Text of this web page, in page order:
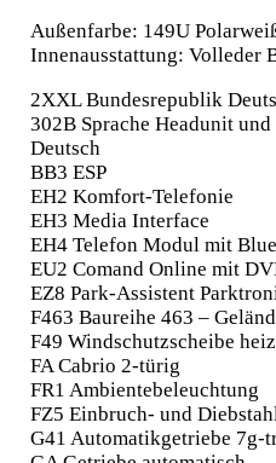
Außenfarbe: 149U
Innenausstattung: Volleder
2XXL Bundesrepublik
302B Sprache Headunit
Deutsch
BB3 ESP
EH2 Komfort-Telefonie
EH3 Media Interface
EH4 Telefon Modul mit
EU2 Comand Online mit
EZ8 Park-Assistent
F463 Baureihe 463 –
F49 Windschutzscheibe
FA Cabrio 2-türig
FR1 Ambientebeleuchtung
FZ5 Einbruch- und
G41 Automatikgetriebe 7g-